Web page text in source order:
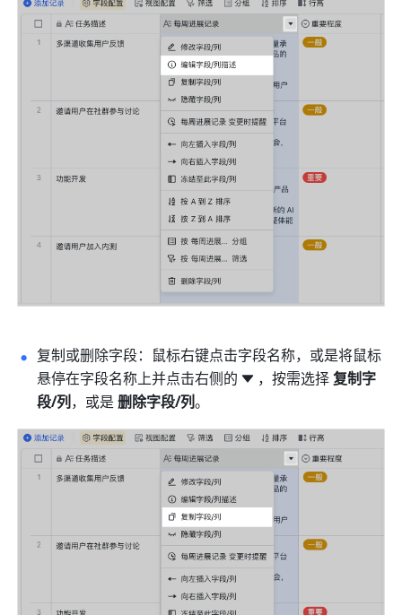
复制或删除字段：鼠标右键点击字段名称，或是将鼠标
悬停在字段名称上并点击右侧的
，按需选择 复制字
段/列，或是 删除字段/列。